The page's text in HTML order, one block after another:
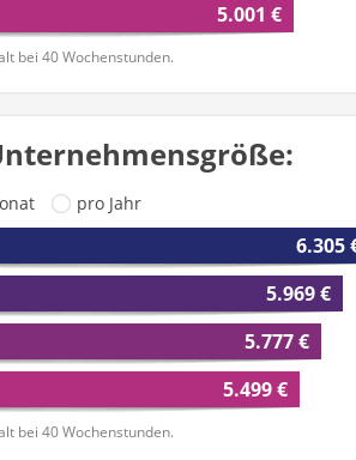
5.001 €
bei 40 Wochenstunden.
pro Jahr
6.305
5.969 €
5.777 €
5.499 €
bei 40 Wochenstunden.